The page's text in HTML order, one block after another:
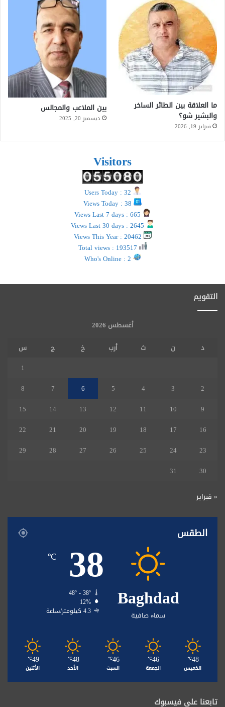
ما العلاقة بين الطائر الساخر
والبشير شو؟
فبراير 19, 2026
بين الملاعب والمجالس
ديسمبر 20, 2025
Visitors
التقويم
أغسطس 2026
د
ن ث أرب خ ج
س
1
2
3
4
5
6
7
8
9
10
11
12
13
14
15
16
17
18
19
20
21
22
23
24
25
26
27
28
29
30
31
« فبراير
الطقس
Baghdad
سماء صافية
38
℃
48º - 38º
12%
4.3 كيلومتر/ساعة
48
℃
الخميس
46
℃
الجمعة
46
℃
السبت
48
℃
الأحد
49
℃
الأثنين
تابعنا على فيسبوك